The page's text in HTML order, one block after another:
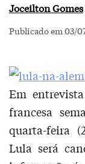
Joceilton Gomes
Publicado em 03/
Em
francesa
quarta-feira
Lula será